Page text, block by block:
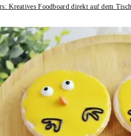
Kreatives Foodboard direkt auf dem